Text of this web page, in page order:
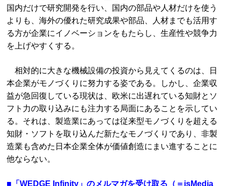
国内だけで研究開発を行い、国内の部品や人材だけを使う
よりも、海外の優れた研究成果や部品、人材までも活用す
る方が企業にイノベーションをもたらし、生産性や競争力
を上げやすくする。
相対的に大きな機械設備の投資から見えてくるのは、日
本企業がモノづくりに努力する姿である。しかし、企業収
益が急回復している現状は、欧米に出遅れている知財とソ
フト力の取り込みにも注力する局面にあることを示してい
る。それは、製造業にあっては従来型モノづくりを超える
知財・ソフトを取り込んだ新たなモノづくりであり、非製
造業も含めた日本企業全体が価値創造にまい進することに
他ならない。
■ 「WEDGE Infinity」のメルマガを受け取る（＝isMedia